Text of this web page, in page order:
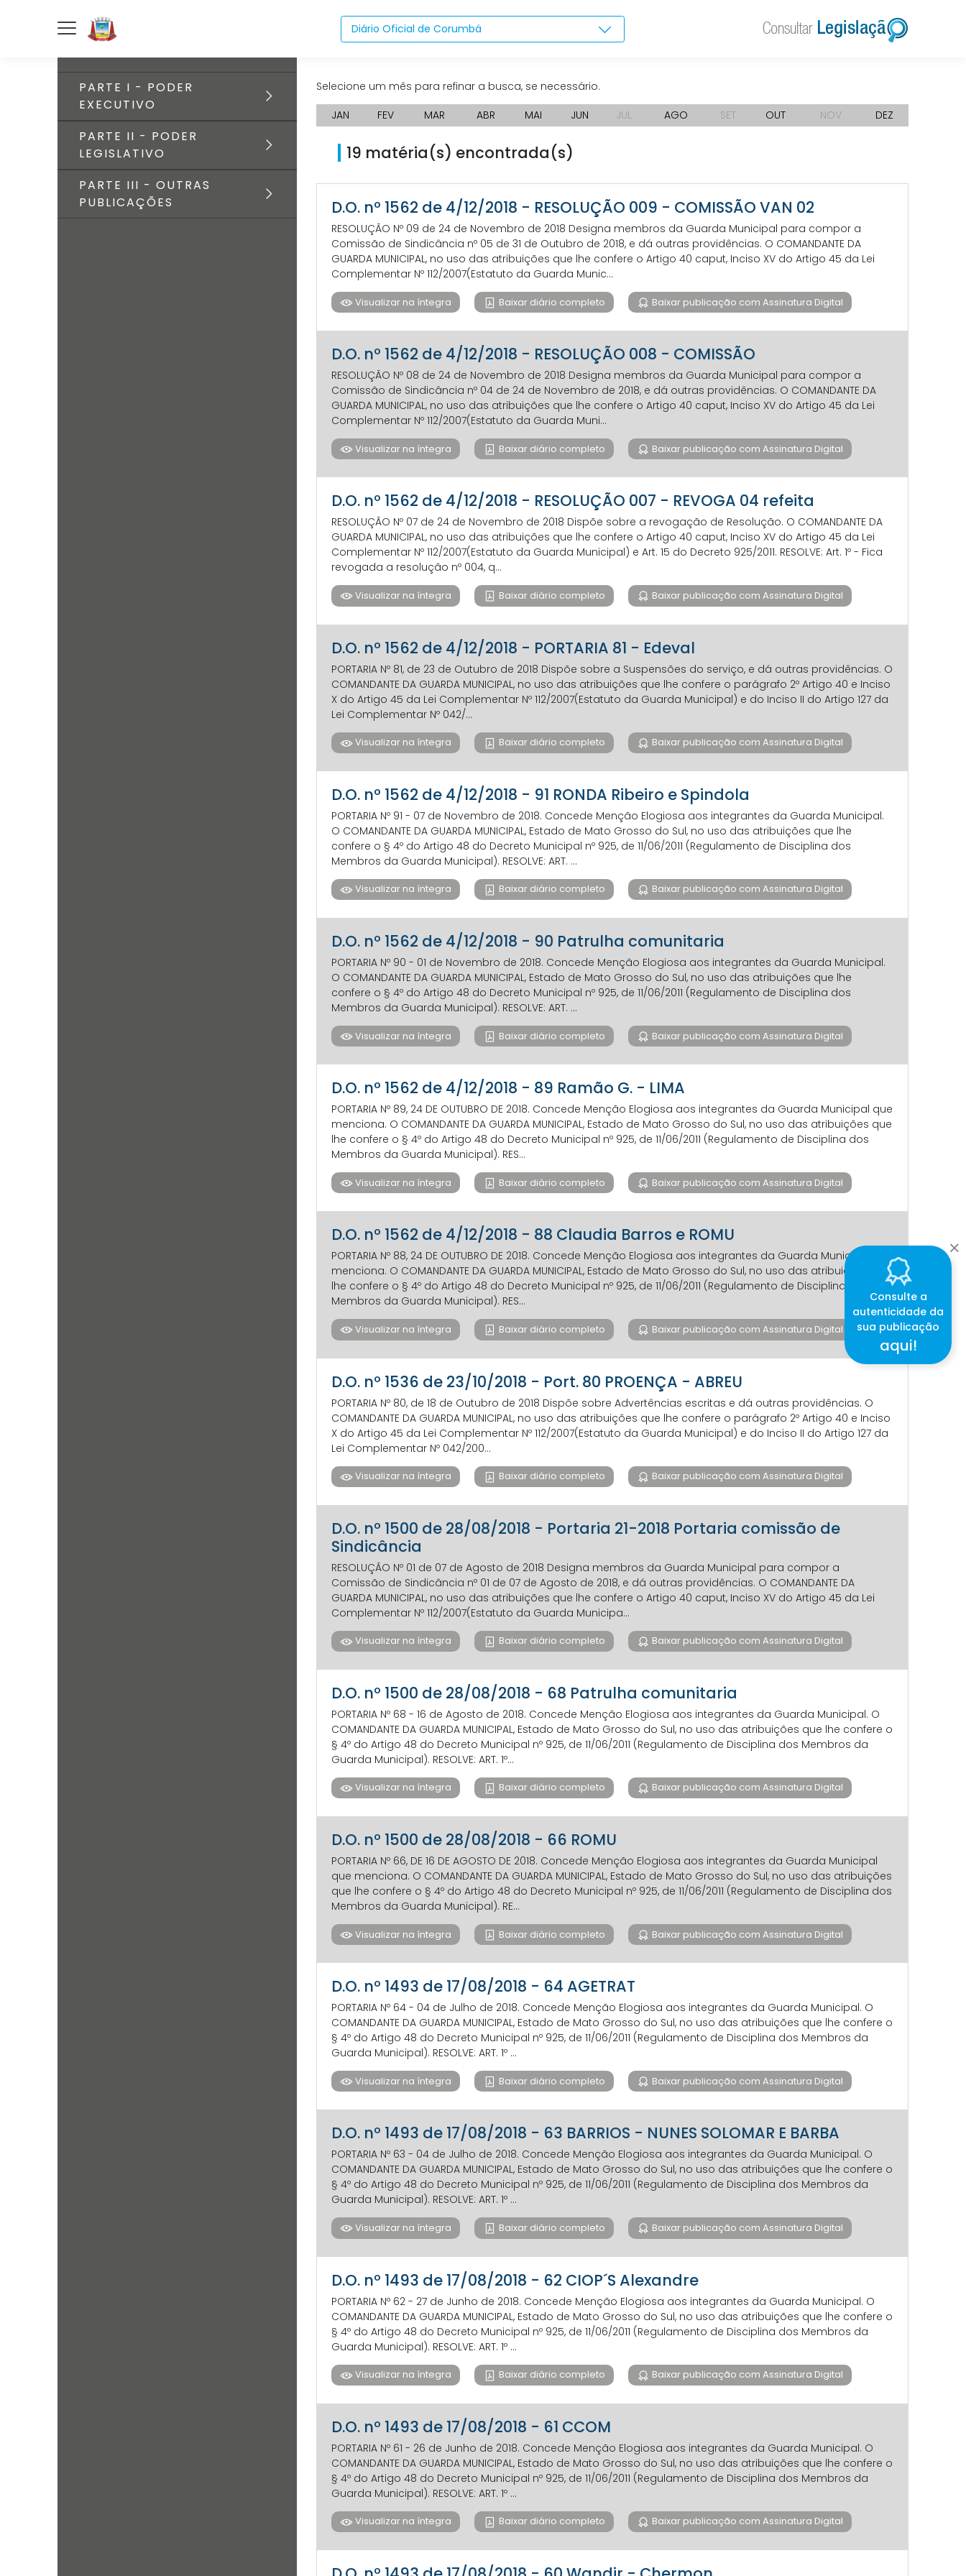
Diário Oficial de Corumbá
PARTE I - PODER
EXECUTIVO
PARTE II - PODER
LEGISLATIVO
PARTE III - OUTRAS
PUBLICAÇÕES
Selecione um mês para refinar a busca, se necessário.
JAN
FEV MAR ABR MAI JUN JUL AGO SET OUT NOV DEZ
19 matéria(s) encontrada(s)
D.O. nº 1562 de 4/12/2018 - RESOLUÇÃO 009 - COMISSÃO VAN 02
RESOLUÇÃO Nº 09 de 24 de Novembro de 2018 Designa membros da Guarda Municipal para compor a
Comissão de Sindicância nº 05 de 31 de Outubro de 2018, e dá outras providências. O COMANDANTE DA
GUARDA MUNICIPAL, no uso das atribuições que lhe confere o Artigo 40 caput, Inciso XV do Artigo 45 da Lei
Complementar Nº 112/2007(Estatuto da Guarda Munic...
Visualizar na íntegra Baixar diário completo Baixar publicação com Assinatura Digital
D.O. nº 1562 de 4/12/2018 - RESOLUÇÃO 008 - COMISSÃO
RESOLUÇÃO Nº 08 de 24 de Novembro de 2018 Designa membros da Guarda Municipal para compor a
Comissão de Sindicância nº 04 de 24 de Novembro de 2018, e dá outras providências. O COMANDANTE DA
GUARDA MUNICIPAL, no uso das atribuições que lhe confere o Artigo 40 caput, Inciso XV do Artigo 45 da Lei
Complementar Nº 112/2007(Estatuto da Guarda Muni...
Visualizar na íntegra Baixar diário completo Baixar publicação com Assinatura Digital
D.O. nº 1562 de 4/12/2018 - RESOLUÇÃO 007 - REVOGA 04 refeita
RESOLUÇÃO Nº 07 de 24 de Novembro de 2018 Dispõe sobre a revogação de Resolução. O COMANDANTE DA
GUARDA MUNICIPAL, no uso das atribuições que lhe confere o Artigo 40 caput, Inciso XV do Artigo 45 da Lei
Complementar Nº 112/2007(Estatuto da Guarda Municipal) e Art. 15 do Decreto 925/2011. RESOLVE: Art. 1º - Fica
revogada a resolução nº 004, q...
Visualizar na íntegra Baixar diário completo Baixar publicação com Assinatura Digital
D.O. nº 1562 de 4/12/2018 - PORTARIA 81 - Edeval
PORTARIA Nº 81, de 23 de Outubro de 2018 Dispõe sobre a Suspensões do serviço, e dá outras providências. O
COMANDANTE DA GUARDA MUNICIPAL, no uso das atribuições que lhe confere o parágrafo 2º Artigo 40 e Inciso
X do Artigo 45 da Lei Complementar Nº 112/2007(Estatuto da Guarda Municipal) e do Inciso II do Artigo 127 da
Lei Complementar Nº 042/...
Visualizar na íntegra Baixar diário completo Baixar publicação com Assinatura Digital
D.O. nº 1562 de 4/12/2018 - 91 RONDA Ribeiro e Spindola
PORTARIA Nº 91 - 07 de Novembro de 2018. Concede Menção Elogiosa aos integrantes da Guarda Municipal.
O COMANDANTE DA GUARDA MUNICIPAL, Estado de Mato Grosso do Sul, no uso das atribuições que lhe
confere o § 4º do Artigo 48 do Decreto Municipal nº 925, de 11/06/2011 (Regulamento de Disciplina dos
Membros da Guarda Municipal). RESOLVE: ART. ...
Visualizar na íntegra Baixar diário completo Baixar publicação com Assinatura Digital
D.O. nº 1562 de 4/12/2018 - 90 Patrulha comunitaria
PORTARIA Nº 90 - 01 de Novembro de 2018. Concede Menção Elogiosa aos integrantes da Guarda Municipal.
O COMANDANTE DA GUARDA MUNICIPAL, Estado de Mato Grosso do Sul, no uso das atribuições que lhe
confere o § 4º do Artigo 48 do Decreto Municipal nº 925, de 11/06/2011 (Regulamento de Disciplina dos
Membros da Guarda Municipal). RESOLVE: ART. ...
Visualizar na íntegra Baixar diário completo Baixar publicação com Assinatura Digital
D.O. nº 1562 de 4/12/2018 - 89 Ramão G. - LIMA
PORTARIA Nº 89, 24 DE OUTUBRO DE 2018. Concede Menção Elogiosa aos integrantes da Guarda Municipal que
menciona. O COMANDANTE DA GUARDA MUNICIPAL, Estado de Mato Grosso do Sul, no uso das atribuições que
lhe confere o § 4º do Artigo 48 do Decreto Municipal nº 925, de 11/06/2011 (Regulamento de Disciplina dos
Membros da Guarda Municipal). RES...
Visualizar na íntegra Baixar diário completo Baixar publicação com Assinatura Digital
D.O. nº 1562 de 4/12/2018 - 88 Claudia Barros e ROMU
PORTARIA Nº 88, 24 DE OUTUBRO DE 2018. Concede Menção Elogiosa aos integrantes da Guarda Municipal que
menciona. O COMANDANTE DA GUARDA MUNICIPAL, Estado de Mato Grosso do Sul, no uso das atribuições que
lhe confere o § 4º do Artigo 48 do Decreto Municipal nº 925, de 11/06/2011 (Regulamento de Disciplina dos
Membros da Guarda Municipal). RES...
Visualizar na íntegra Baixar diário completo Baixar publicação com Assinatura Digital
D.O. nº 1536 de 23/10/2018 - Port. 80 PROENÇA - ABREU
PORTARIA Nº 80, de 18 de Outubro de 2018 Dispõe sobre Advertências escritas e dá outras providências. O
COMANDANTE DA GUARDA MUNICIPAL, no uso das atribuições que lhe confere o parágrafo 2º Artigo 40 e Inciso
X do Artigo 45 da Lei Complementar Nº 112/2007(Estatuto da Guarda Municipal) e do Inciso II do Artigo 127 da
Lei Complementar Nº 042/200...
Visualizar na íntegra Baixar diário completo Baixar publicação com Assinatura Digital
D.O. nº 1500 de 28/08/2018 - Portaria 21-2018 Portaria comissão de
Sindicância
RESOLUÇÃO Nº 01 de 07 de Agosto de 2018 Designa membros da Guarda Municipal para compor a
Comissão de Sindicância nº 01 de 07 de Agosto de 2018, e dá outras providências. O COMANDANTE DA
GUARDA MUNICIPAL, no uso das atribuições que lhe confere o Artigo 40 caput, Inciso XV do Artigo 45 da Lei
Complementar Nº 112/2007(Estatuto da Guarda Municipa...
Visualizar na íntegra Baixar diário completo Baixar publicação com Assinatura Digital
D.O. nº 1500 de 28/08/2018 - 68 Patrulha comunitaria
PORTARIA Nº 68 - 16 de Agosto de 2018. Concede Menção Elogiosa aos integrantes da Guarda Municipal. O
COMANDANTE DA GUARDA MUNICIPAL, Estado de Mato Grosso do Sul, no uso das atribuições que lhe confere o
§ 4º do Artigo 48 do Decreto Municipal nº 925, de 11/06/2011 (Regulamento de Disciplina dos Membros da
Guarda Municipal). RESOLVE: ART. 1º...
Visualizar na íntegra Baixar diário completo Baixar publicação com Assinatura Digital
D.O. nº 1500 de 28/08/2018 - 66 ROMU
PORTARIA Nº 66, DE 16 DE AGOSTO DE 2018. Concede Menção Elogiosa aos integrantes da Guarda Municipal
que menciona. O COMANDANTE DA GUARDA MUNICIPAL, Estado de Mato Grosso do Sul, no uso das atribuições
que lhe confere o § 4º do Artigo 48 do Decreto Municipal nº 925, de 11/06/2011 (Regulamento de Disciplina dos
Membros da Guarda Municipal). RE...
Visualizar na íntegra Baixar diário completo Baixar publicação com Assinatura Digital
D.O. nº 1493 de 17/08/2018 - 64 AGETRAT
PORTARIA Nº 64 - 04 de Julho de 2018. Concede Menção Elogiosa aos integrantes da Guarda Municipal. O
COMANDANTE DA GUARDA MUNICIPAL, Estado de Mato Grosso do Sul, no uso das atribuições que lhe confere o
§ 4º do Artigo 48 do Decreto Municipal nº 925, de 11/06/2011 (Regulamento de Disciplina dos Membros da
Guarda Municipal). RESOLVE: ART. 1º ...
Visualizar na íntegra Baixar diário completo Baixar publicação com Assinatura Digital
D.O. nº 1493 de 17/08/2018 - 63 BARRIOS - NUNES SOLOMAR E BARBA
PORTARIA Nº 63 - 04 de Julho de 2018. Concede Menção Elogiosa aos integrantes da Guarda Municipal. O
COMANDANTE DA GUARDA MUNICIPAL, Estado de Mato Grosso do Sul, no uso das atribuições que lhe confere o
§ 4º do Artigo 48 do Decreto Municipal nº 925, de 11/06/2011 (Regulamento de Disciplina dos Membros da
Guarda Municipal). RESOLVE: ART. 1º ...
Visualizar na íntegra Baixar diário completo Baixar publicação com Assinatura Digital
D.O. nº 1493 de 17/08/2018 - 62 CIOP´S Alexandre
PORTARIA Nº 62 - 27 de Junho de 2018. Concede Menção Elogiosa aos integrantes da Guarda Municipal. O
COMANDANTE DA GUARDA MUNICIPAL, Estado de Mato Grosso do Sul, no uso das atribuições que lhe confere o
§ 4º do Artigo 48 do Decreto Municipal nº 925, de 11/06/2011 (Regulamento de Disciplina dos Membros da
Guarda Municipal). RESOLVE: ART. 1º ...
Visualizar na íntegra Baixar diário completo Baixar publicação com Assinatura Digital
D.O. nº 1493 de 17/08/2018 - 61 CCOM
PORTARIA Nº 61 - 26 de Junho de 2018. Concede Menção Elogiosa aos integrantes da Guarda Municipal. O
COMANDANTE DA GUARDA MUNICIPAL, Estado de Mato Grosso do Sul, no uso das atribuições que lhe confere o
§ 4º do Artigo 48 do Decreto Municipal nº 925, de 11/06/2011 (Regulamento de Disciplina dos Membros da
Guarda Municipal). RESOLVE: ART. 1º ...
Visualizar na íntegra Baixar diário completo Baixar publicação com Assinatura Digital
Consulte a
autenticidade da
sua publicação
aqui!